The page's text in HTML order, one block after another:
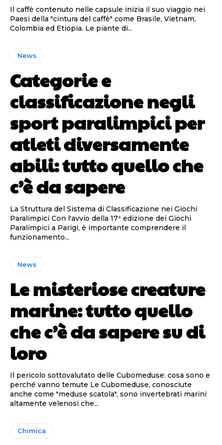
Il caffè contenuto nelle capsule inizia il suo viaggio nei
Paesi della "cintura del caffè" come Brasile, Vietnam,
Colombia ed Etiopia. Le piante di...
News
Categorie e
classificazione negli
sport paralimpici per
atleti diversamente
abili: tutto quello che
c’è da sapere
La Struttura del Sistema di Classificazione nei Giochi
Paralimpici Con l'avvio della 17ª edizione dei Giochi
Paralimpici a Parigi, è importante comprendere il
funzionamento...
News
Le misteriose creature
marine: tutto quello
che c’è da sapere su di
loro
Il pericolo sottovalutato delle Cubomeduse: cosa sono e
perché vanno temute Le Cubomeduse, conosciute
anche come "meduse scatola", sono invertebrati marini
altamente velenosi che...
Chimica